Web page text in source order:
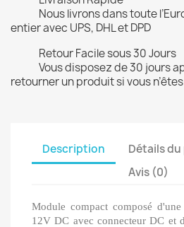
Nous livrons dans toute
entier avec UPS, DHL et DPD
Retour Facile sous 30 Jours
Vous disposez de 30 jours
retourner un produit si vous
Description
Détails
Avis (0)
Module compact composé
12V DC avec connecteur DC et